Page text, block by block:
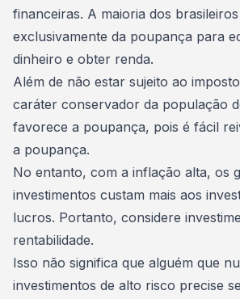
financeiras. A maioria dos
exclusivamente da poupança para
dinheiro e obter renda.
Além de não estar sujeito ao
caráter conservador da população
favorece a poupança, pois é fácil
a poupança.
No entanto, com a inflação alta, os
investimentos custam mais aos
lucros. Portanto, considere
rentabilidade.
Isso não significa que alguém que
investimentos de alto risco precise